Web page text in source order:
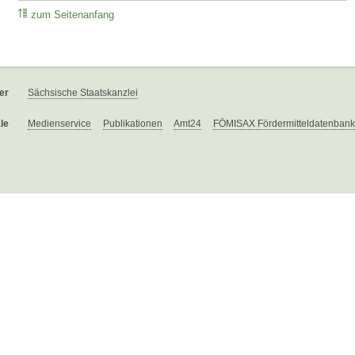
zum Seitenanfang
Sächsische Staatskanzlei
Medienservice Publikationen Amt24 FÖMISAX Fördermitteldatenbank